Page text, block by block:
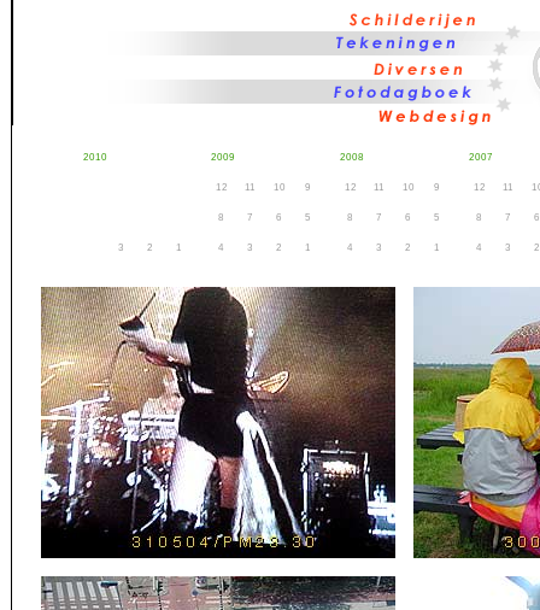
2010
3 2 1
2009
12 11 10 9
8 7 6 5
4 3 2 1
2008
12 11 10 9
8 7 6 5
4 3 2 1
2007
12 11
8 7 6
4 3 2